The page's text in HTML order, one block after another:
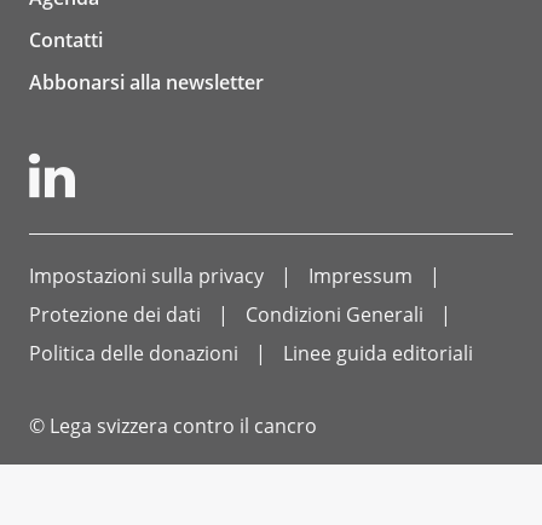
Contatti
Abbonarsi alla newsletter
Impostazioni sulla privacy
Impressum
Protezione dei dati
Condizioni Generali
Politica delle donazioni
Linee guida editoriali
© Lega svizzera contro il cancro